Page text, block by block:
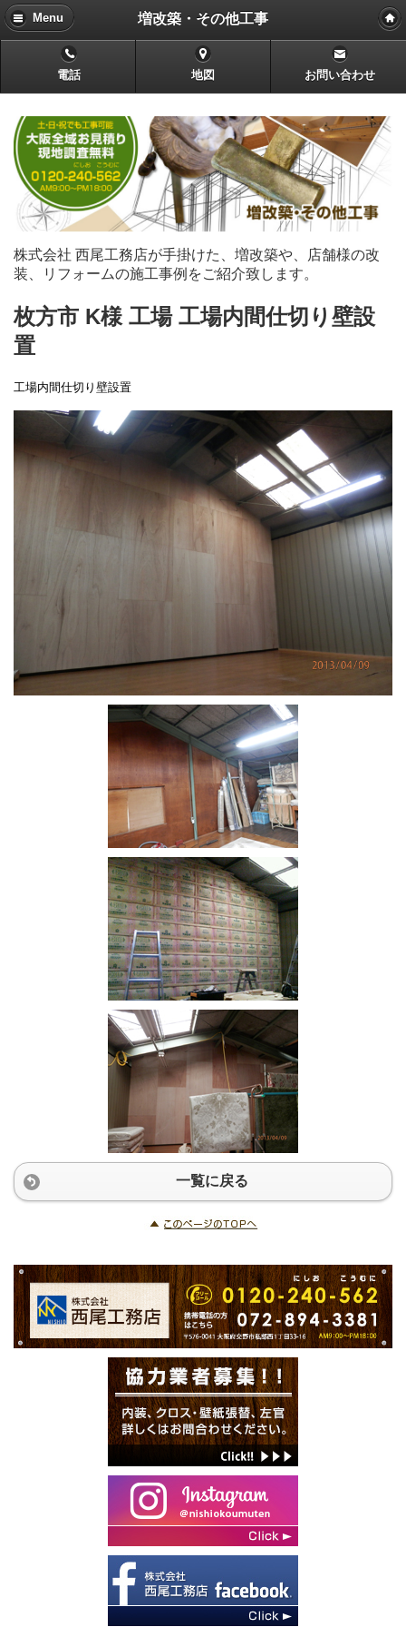
Menu 増改築・その他工事
電話 地図 お問い合わせ
株式会社 西尾工務店が手掛けた、増改築や、店舗様の改
装、リフォームの施工事例をご紹介致します。
枚方市 K様 工場 工場内間仕切り壁設
置
工場内間仕切り壁設置
一覧に戻る